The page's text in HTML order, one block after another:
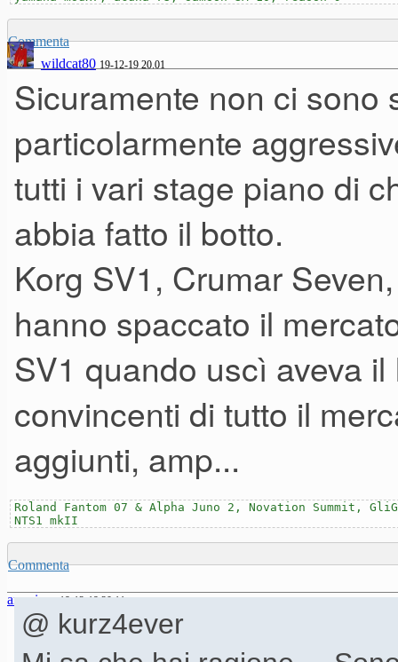
Commenta
wildcat80 19-12-19 20.01
Sicuramente non ci sono
particolarmente
tutti i vari stage piano di
abbia fatto il botto.
Korg SV1, Crumar
hanno spaccato il
SV1 quando uscì aveva
convincenti di tutto il
aggiunti, amp...
Roland Fantom 07 & Alpha Juno 2, Novation Summit,
NTS1 mkII
Commenta
anonimo 19-12-19 20.11
@ kurz4ever